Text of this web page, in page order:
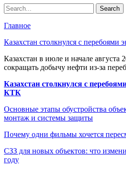
Главное
Казахстан столкнулся с перебоями
Казахстан в июле и начале
сокращать добычу нефти из-за
Казахстан столкнулся с
КТК
Основные этапы обустройства
монтаж и системы защиты
Почему одни фильмы хочется
СЗЗ для новых объектов: что
году